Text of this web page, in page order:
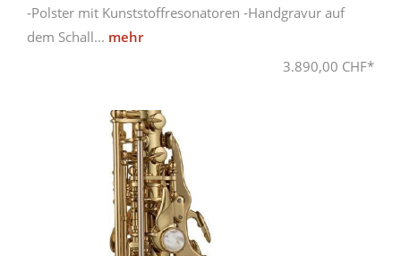
-Polster mit Kunststoffresonatoren -Handgravur auf
dem Schall... mehr
3.890,00 CHF*